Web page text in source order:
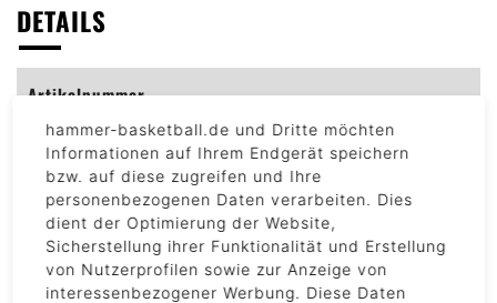
DETAILS
Artikelnummer
2115
Ausladung
77 - 107 cm
Backboard Material
Gehärtetes Glas
hammer-basketball.de und Dritte möchten
Informationen auf Ihrem Endgerät speichern
bzw. auf diese zugreifen und Ihre
personenbezogenen Daten verarbeiten. Dies
dient der Optimierung der Website,
Sicherstellung ihrer Funktionalität und Erstellung
von Nutzerprofilen sowie zur Anzeige von
interessenbezogener Werbung. Diese Daten